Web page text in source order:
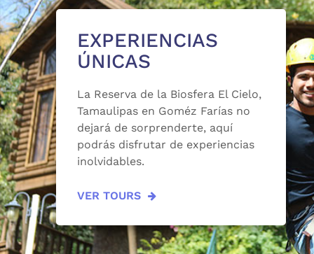
EXPERIENCIAS
ÚNICAS
La Reserva de la Biosfera El Cielo,
Tamaulipas en Goméz Farías no
dejará de sorprenderte, aquí
podrás disfrutar de experiencias
inolvidables.
VER TOURS